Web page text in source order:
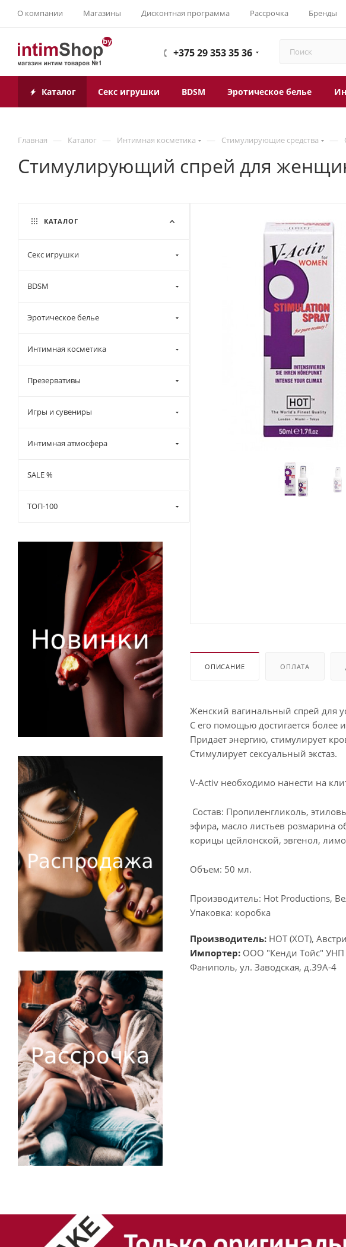
О компании Магазины Дисконтная программа Рассрочка Бренды
+375 29 353 35 36
Каталог Секс игрушки BDSM Эротическое белье
Главная — Каталог — Интимная косметика — Стимулирующие средства —
Стимулирующий спрей для
ОПИСАНИЕ ОПЛАТА
Женский вагинальный спрей для
С его помощью достигается более
Придает энергию, стимулирует
Стимулирует сексуальный экстаз.
V-Activ необходимо нанести на
Состав: Пропиленгликоль,
эфира, масло листьев розмарина
корицы цейлонской, эвгенол,
Объем: 50 мл.
Производитель: Hot Productions,
Упаковка: коробка
Производитель: HOT (ХОТ),
Импортер: ООО "Кенди Тойс" УНП
Фаниполь, ул. Заводская, д.39А-4
КАТАЛОГ
Секс игрушки
BDSM
Эротическое белье
Интимная косметика
Презервативы
Игры и сувениры
Интимная атмосфера
SALE %
ТОП-100